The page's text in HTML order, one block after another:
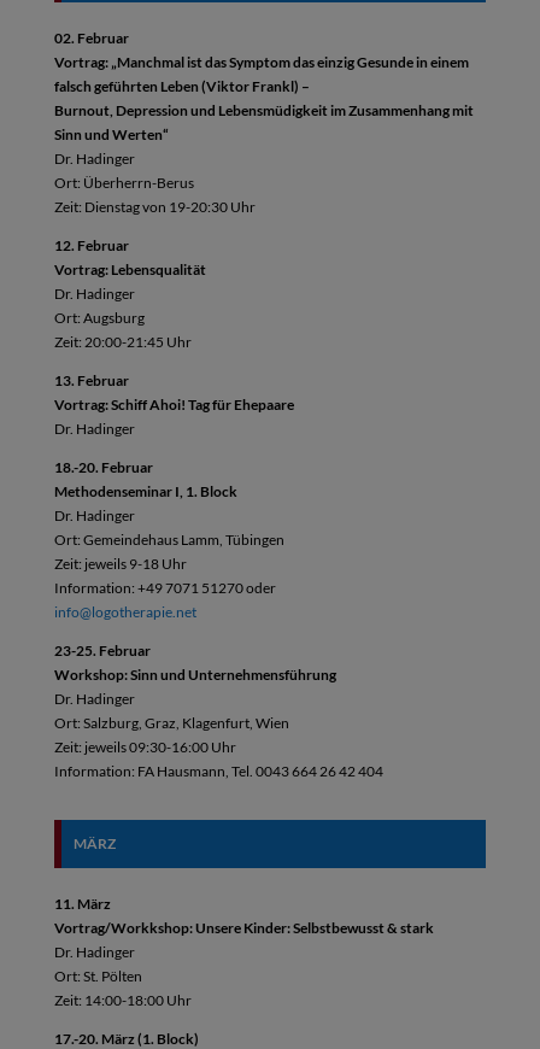
02. Februar
Vortrag: „Manchmal ist das Symptom das einzig Gesunde in einem
falsch geführten Leben (Viktor Frankl) –
Burnout, Depression und Lebensmüdigkeit im Zusammenhang mit
Sinn und Werten“
Dr. Hadinger
Ort: Überherrn-Berus
Zeit: Dienstag von 19-20:30 Uhr
12. Februar
Vortrag: Lebensqualität
Dr. Hadinger
Ort: Augsburg
Zeit: 20:00-21:45 Uhr
13. Februar
Vortrag: Schiff Ahoi! Tag für Ehepaare
Dr. Hadinger
18.-20. Februar
Methodenseminar I, 1. Block
Dr. Hadinger
Ort: Gemeindehaus Lamm, Tübingen
Zeit: jeweils 9-18 Uhr
Information: +49 7071 51270 oder
info@logotherapie.net
23-25. Februar
Workshop: Sinn und Unternehmensführung
Dr. Hadinger
Ort: Salzburg, Graz, Klagenfurt, Wien
Zeit: jeweils 09:30-16:00 Uhr
Information: FA Hausmann, Tel. 0043 664 26 42 404
MÄRZ
11. März
Vortrag/Workkshop: Unsere Kinder: Selbstbewusst & stark
Dr. Hadinger
Ort: St. Pölten
Zeit: 14:00-18:00 Uhr
17.-20. März (1. Block)